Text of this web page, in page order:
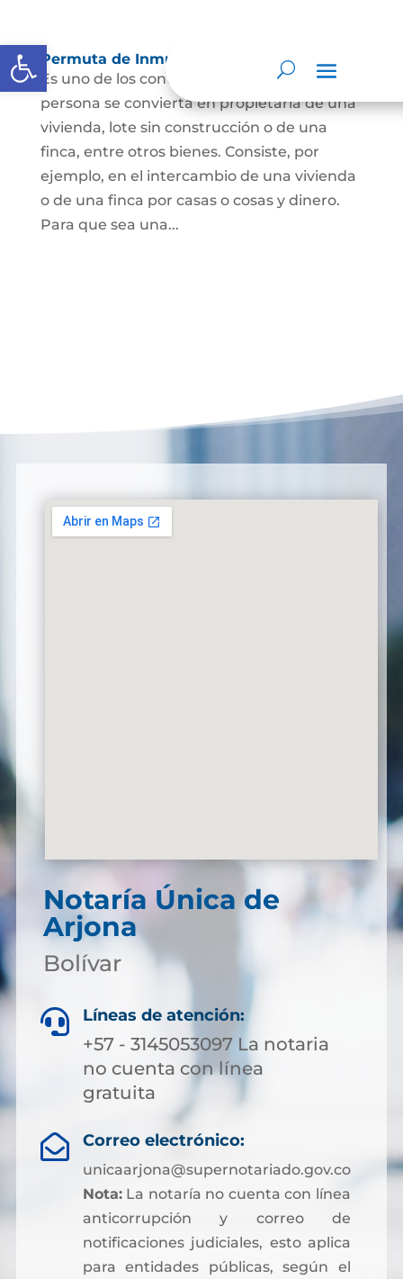
Abrir barra de herramientas
Permuta de Inmuebles
Es uno de los contratos para que una
persona se convierta en propietaria de una
vivienda, lote sin construcción o de una
finca, entre otros bienes. Consiste, por
ejemplo, en el intercambio de una vivienda
o de una finca por casas o cosas y dinero.
Para que sea una...
Notaría Única de
Arjona
Bolívar
 Líneas de atención:
+57 - 3145053097 La notaria
no cuenta con línea
gratuita
 Correo electrónico:
unicaarjona@supernotariado.gov.co
Nota:La notaría no cuenta con línea
anticorrupción y correo de
notificaciones judiciales, esto aplica
para entidades públicas, según el